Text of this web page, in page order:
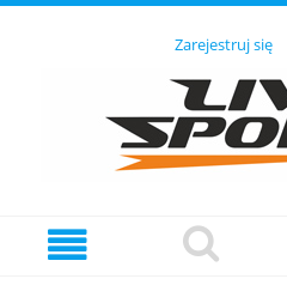
Zarejestruj się